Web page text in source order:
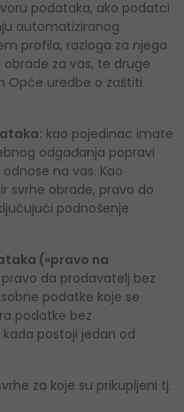
podataka, ako podatci
automatiziranog
profila, razloga za njega
za vas, te druge
Opće uredbe o zaštiti
kao pojedinac imate
odgađanja popravi
na vas. Kao
svrhe obrade, pravo do
podnošenje
(»pravo na
da prodavatelj bez
podatke koje se
podatke bez
postoji jedan od
za koje su prikupljeni tj.